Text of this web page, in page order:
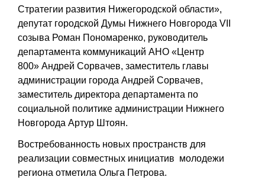
Стратегии развития Нижегородской области»,
депутат городской Думы Нижнего Новгорода VII
созыва Роман Пономаренко, руководитель
департамента коммуникаций АНО «Центр
800» Андрей Сорвачев, заместитель главы
администрации города Андрей Сорвачев,
заместитель директора департамента по
социальной политике администрации Нижнего
Новгорода Артур Штоян.
Востребованность новых пространств для
реализации совместных инициатив молодежи
региона отметила Ольга Петрова.